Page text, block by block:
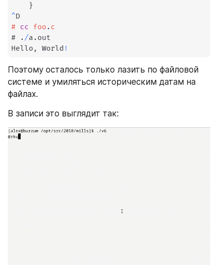
}
^
# cc foo . c
#
. /a . out
Hello , World !
Поэтому осталось только лазить по файловой
системе и умиляться историческим датам на
файлах.
В записи это выглядит так: